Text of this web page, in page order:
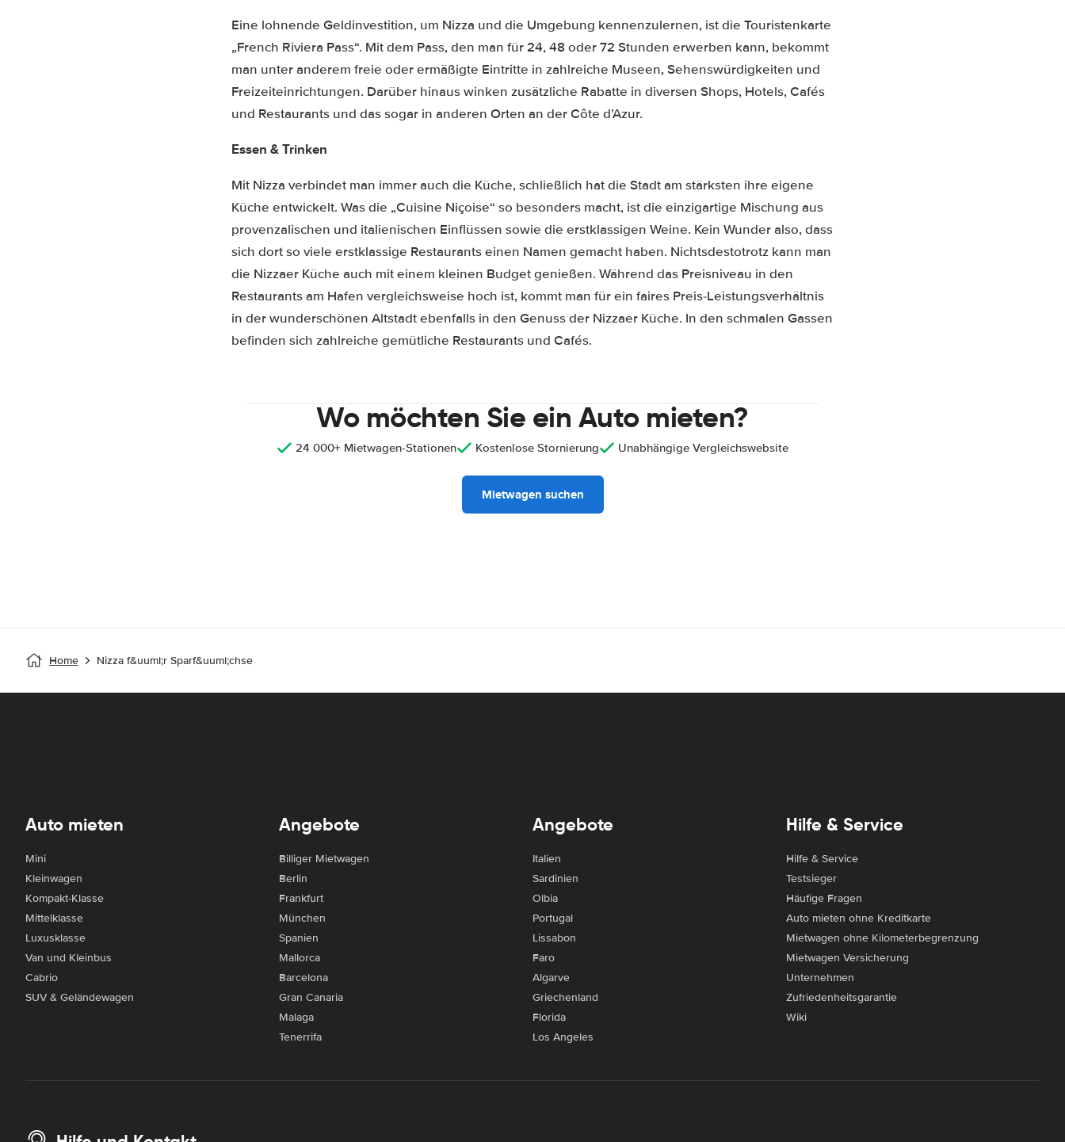
Eine lohnende Geldinvestition, um Nizza und die Umgebung kennenzulernen, ist die Touristenkarte
„French Riviera Pass“. Mit dem Pass, den man für 24, 48 oder 72 Stunden erwerben kann, bekommt
man unter anderem freie oder ermäßigte Eintritte in zahlreiche Museen, Sehenswürdigkeiten und
Freizeiteinrichtungen. Darüber hinaus winken zusätzliche Rabatte in diversen Shops, Hotels, Cafés
und Restaurants und das sogar in anderen Orten an der Côte d’Azur.
Essen & Trinken
Mit Nizza verbindet man immer auch die Küche, schließlich hat die Stadt am stärksten ihre eigene
Küche entwickelt. Was die „Cuisine Niçoise“ so besonders macht, ist die einzigartige Mischung aus
provenzalischen und italienischen Einflüssen sowie die erstklassigen Weine. Kein Wunder also, dass
sich dort so viele erstklassige Restaurants einen Namen gemacht haben. Nichtsdestotrotz kann man
die Nizzaer Küche auch mit einem kleinen Budget genießen. Während das Preisniveau in den
Restaurants am Hafen vergleichsweise hoch ist, kommt man für ein faires Preis-Leistungsverhältnis
in der wunderschönen Altstadt ebenfalls in den Genuss der Nizzaer Küche. In den schmalen Gassen
befinden sich zahlreiche gemütliche Restaurants und Cafés.
Wo möchten Sie ein Auto mieten?
24 000+ Mietwagen-Stationen Kostenlose Stornierung Unabhängige Vergleichswebsite
Mietwagen suchen
Home Nizza f&uuml;r Sparf&uuml;chse
Auto mieten
Mini
Kleinwagen
Kompakt-Klasse
Mittelklasse
Luxusklasse
Van und Kleinbus
Cabrio
SUV & Geländewagen
Angebote
Billiger Mietwagen
Berlin
Frankfurt
München
Spanien
Mallorca
Barcelona
Gran Canaria
Malaga
Tenerrifa
Angebote
Italien
Sardinien
Olbia
Portugal
Lissabon
Faro
Algarve
Griechenland
Florida
Los Angeles
Hilfe & Service
Hilfe & Service
Testsieger
Häufige Fragen
Auto mieten ohne Kreditkarte
Mietwagen ohne Kilometerbegrenzung
Mietwagen Versicherung
Unternehmen
Zufriedenheitsgarantie
Wiki